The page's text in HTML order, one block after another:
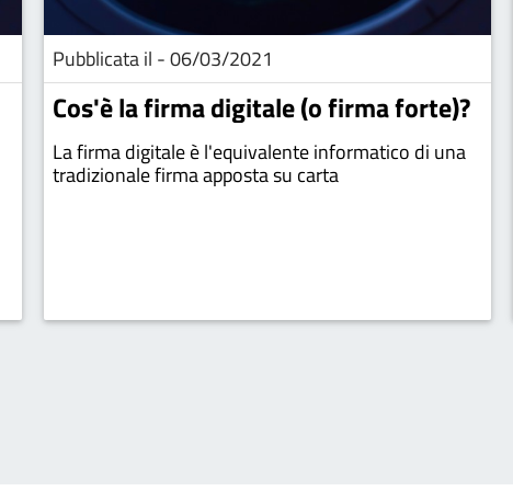
Pubblicata il - 06/03/2021
Cos'è la firma digitale (o firma forte)?
La firma digitale è l'equivalente informatico di una
tradizionale firma apposta su carta